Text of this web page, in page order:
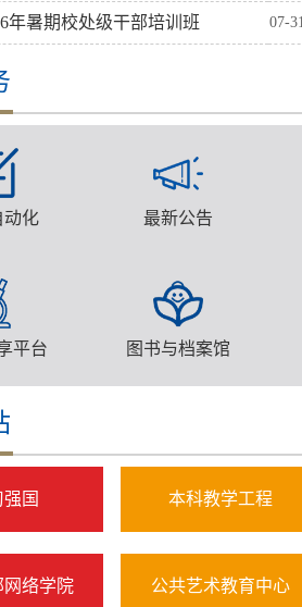
年暑期校处级干部培训班 07-
动化 最新公告
平台 图书与档案馆
国 本科教学工程
络学院 公共艺术教育中心